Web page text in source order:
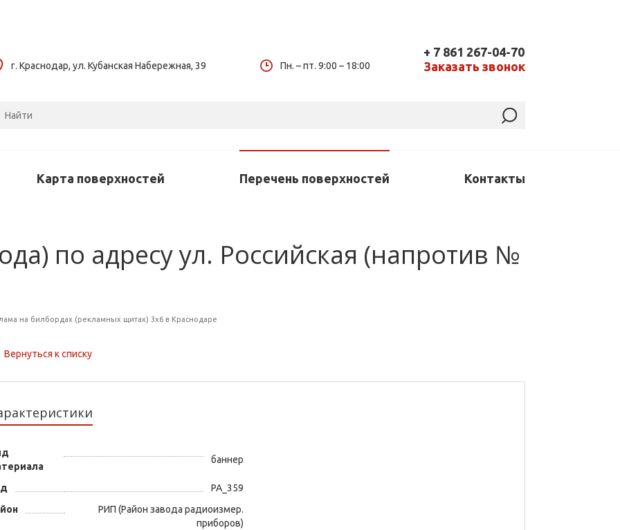
г. Краснодар, ул. Кубанская Набережная, 39 Пн. – пт. 9:00 – 18:00
+ 7 861 267-04-70
Заказать звонок
Карта поверхностей Перечень поверхностей Контакты
по адресу ул. Российская (напротив №
на билбордах (рекламных щитах) 3х6 в Краснодаре
Вернуться к списку
баннер
PA_359
РИП (Район завода радиоизмер.
приборов)